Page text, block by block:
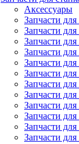
Аксессуары
Запчасти
Запчасти
Запчасти
Запчасти
Запчасти
Запчасти
Запчасти
Запчасти
Запчасти
Запчасти
Запчасти
Запчасти